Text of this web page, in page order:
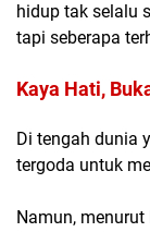
hidup tak selalu
tapi seberapa
Kaya Hati,
Di tengah dunia
tergoda untuk